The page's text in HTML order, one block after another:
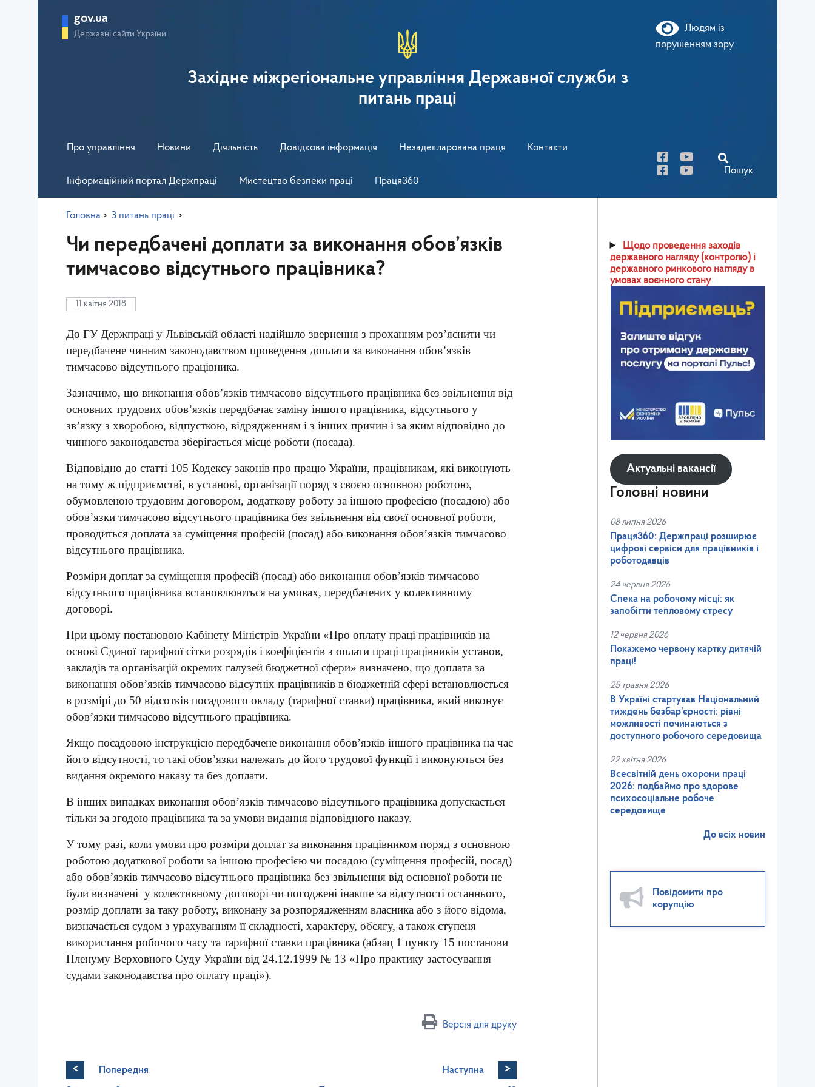
gov.ua
Державні сайти України
Людям із
порушенням зору
Західне міжрегіональне управління Державної служби з
питань праці
Про управління Новини Діяльність Довідкова інформація Незадекларована праця Контакти
Інформаційний портал Держпраці Мистецтво безпеки праці Праця360
Пошук
Головна > З питань праці >
Чи передбачені доплати за виконання обов’язків
тимчасово відсутнього працівника?
11 квітня 2018
До ГУ Держпраці у Львівській області надійшло звернення з проханням роз’яснити чи
передбачене чинним законодавством проведення доплати за виконання обов’язків
тимчасово відсутнього працівника.
Зазначимо, що виконання обов’язків тимчасово відсутнього працівника без звільнення від
основних трудових обов’язків передбачає заміну іншого працівника, відсутнього у
зв’язку з хворобою, відпусткою, відрядженням і з інших причин і за яким відповідно до
чинного законодавства зберігається місце роботи (посада).
Відповідно до статті 105 Кодексу законів про працю України, працівникам, які виконують
на тому ж підприємстві, в установі, організації поряд з своєю основною роботою,
обумовленою трудовим договором, додаткову роботу за іншою професією (посадою) або
обов’язки тимчасово відсутнього працівника без звільнення від своєї основної роботи,
проводиться доплата за суміщення професій (посад) або виконання обов’язків тимчасово
відсутнього працівника.
Розміри доплат за суміщення професій (посад) або виконання обов’язків тимчасово
відсутнього працівника встановлюються на умовах, передбачених у колективному
договорі.
При цьому постановою Кабінету Міністрів України «Про оплату праці працівників на
основі Єдиної тарифної сітки розрядів і коефіцієнтів з оплати праці працівників установ,
закладів та організацій окремих галузей бюджетної сфери» визначено, що доплата за
виконання обов’язків тимчасово відсутніх працівників в бюджетній сфері встановлюється
в розмірі до 50 відсотків посадового окладу (тарифної ставки) працівника, який виконує
обов’язки тимчасово відсутнього працівника.
Якщо посадовою інструкцією передбачене виконання обов’язків іншого працівника на час
його відсутності, то такі обов’язки належать до його трудової функції і виконуються без
видання окремого наказу та без доплати.
В інших випадках виконання обов’язків тимчасово відсутнього працівника допускається
тільки за згодою працівника та за умови видання відповідного наказу.
У тому разі, коли умови про розміри доплат за виконання працівником поряд з основною
роботою додаткової роботи за іншою професією чи посадою (суміщення професій, посад)
або обов’язків тимчасово відсутнього працівника без звільнення від основної роботи не
були визначені у колективному договорі чи погоджені інакше за відсутності останнього,
розмір доплати за таку роботу, виконану за розпорядженням власника або з його відома,
визначається судом з урахуванням її складності, характеру, обсягу, а також ступеня
використання робочого часу та тарифної ставки працівника (абзац 1 пункту 15 постанови
Пленуму Верховного Суду України від 24.12.1999 № 13 «Про практику застосування
судами законодавства про оплату праці»).
Версія для друку
<
Попередня
Наступна >
Щодо проведення заходів
державного нагляду (контролю) і
державного ринкового нагляду в
умовах воєнного стану
Актуальні вакансії
Головні новини
08 липня 2026
Праця360: Держпраці розширює
цифрові сервіси для працівників і
роботодавців
24 червня 2026
Спека на робочому місці: як
запобігти тепловому стресу
12 червня 2026
Покажемо червону картку дитячій
праці!
25 травня 2026
В Україні стартував Національний
тиждень безбар’єрності: рівні
можливості починаються з
доступного робочого середовища
22 квітня 2026
Всесвітній день охорони праці
2026: подбаймо про здорове
психосоціальне робоче
середовище
До всіх новин
Повідомити про
корупцію